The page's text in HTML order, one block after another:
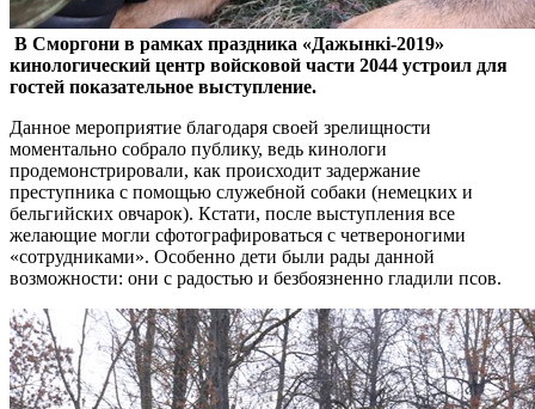
В Сморгони в рамках праздника «Дажынкі-2019»
кинологический центр войсковой части 2044 устроил для
гостей показательное выступление.
Данное мероприятие благодаря своей зрелищности
моментально собрало публику, ведь кинологи
продемонстрировали, как происходит задержание
преступника с помощью служебной собаки (немецких и
бельгийских овчарок). Кстати, после выступления все
желающие могли сфотографироваться с четвероногими
«сотрудниками». Особенно дети были рады данной
возможности: они с радостью и безбоязненно гладили псов.